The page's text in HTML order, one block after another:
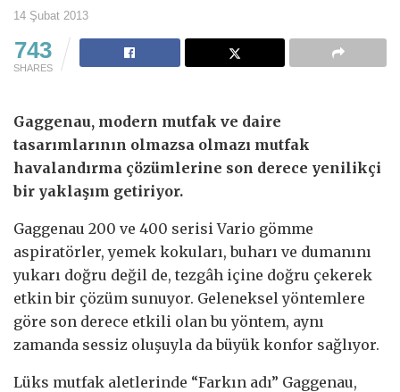
14 Şubat 2013
743
SHARES
Gaggenau, modern mutfak ve daire
tasarımlarının olmazsa olmazı mutfak
havalandırma çözümlerine son derece yenilikçi
bir yaklaşım getiriyor.
Gaggenau 200 ve 400 serisi Vario gömme
aspiratörler, yemek kokuları, buharı ve dumanını
yukarı doğru değil de, tezgâh içine doğru çekerek
etkin bir çözüm sunuyor. Geleneksel yöntemlere
göre son derece etkili olan bu yöntem, aynı
zamanda sessiz oluşuyla da büyük konfor sağlıyor.
Lüks mutfak aletlerinde “Farkın adı” Gaggenau,